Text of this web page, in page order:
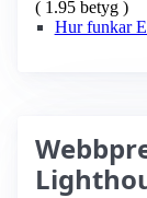
( 1.95 betyg )
Hur funkar